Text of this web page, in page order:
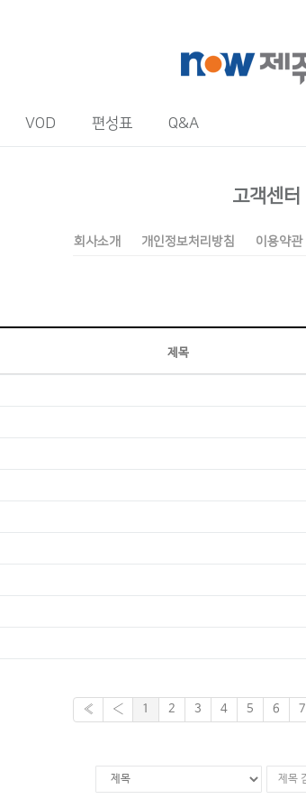
VOD 편성표 Q&A
고객센터
회사소개 개인정보처리방침 이용약관
제목
« ‹ 1 2 3 4 5 6 7